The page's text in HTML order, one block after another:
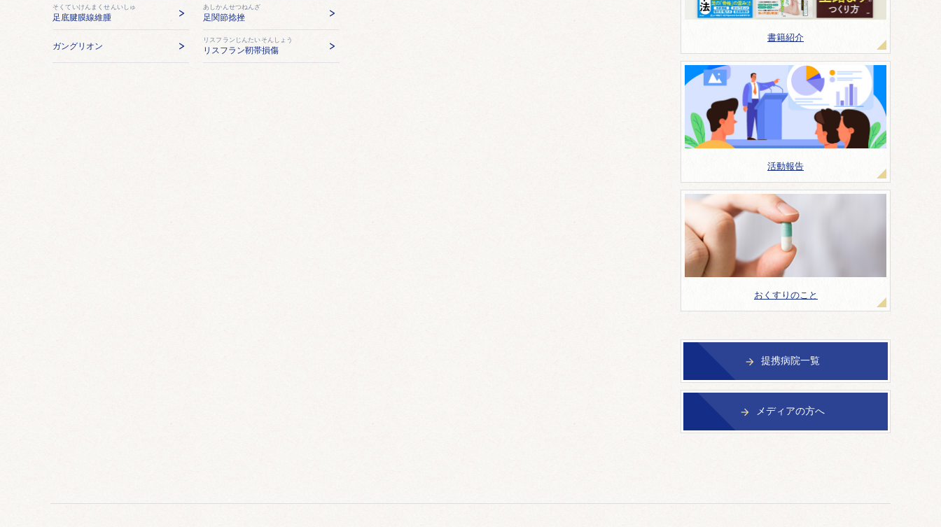
そくていけんまくせんいしゅ
足底腱膜線維腫
ガングリオン
あしかんせつねんざ
足関節捻挫
リスフランじんたいそんしょう
リスフラン靭帯損傷
書籍紹介
活動報告
おくすりのこと
 提携病院一覧
 メディアの方へ